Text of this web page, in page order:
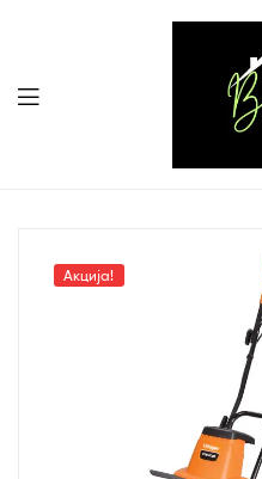
Menu
Акција!